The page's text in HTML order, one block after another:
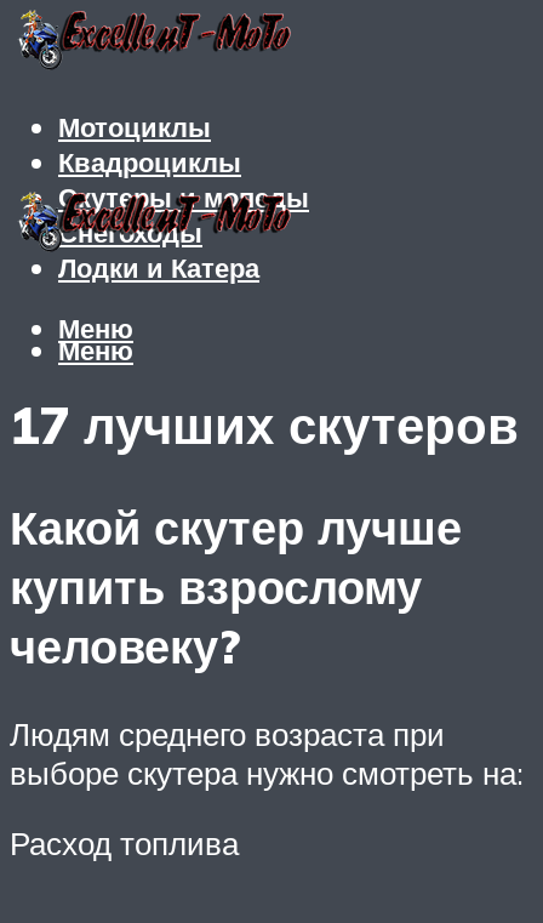
Мотоциклы
Квадроциклы
Скутеры и мопеды
Снегоходы
Лодки и Катера
Меню
Меню
17 лучших скутеров
Какой скутер лучше
купить взрослому
человеку?
Людям среднего возраста при
выборе скутера нужно смотреть на:
Расход топлива